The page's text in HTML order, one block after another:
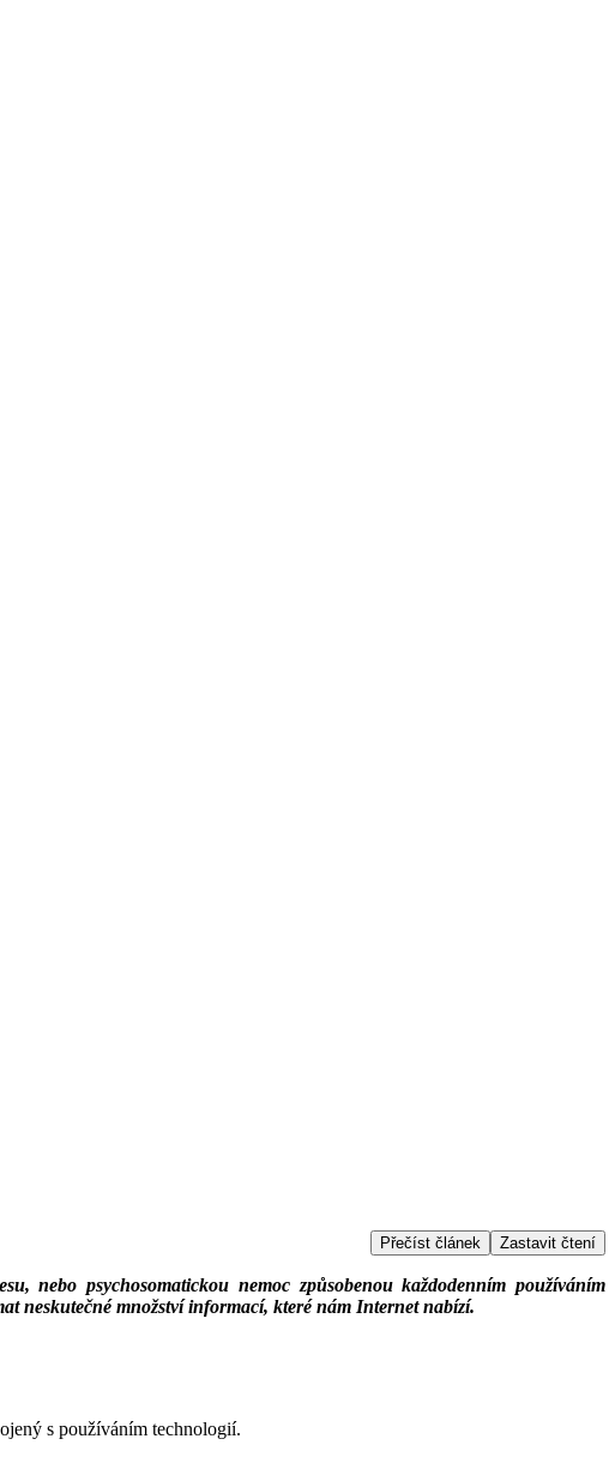
Přečíst článek Zastavit čtení
nebo psychosomatickou nemoc způsobenou každodenním používáním
neskutečné množství informací, které nám Internet nabízí.
s používáním technologií.